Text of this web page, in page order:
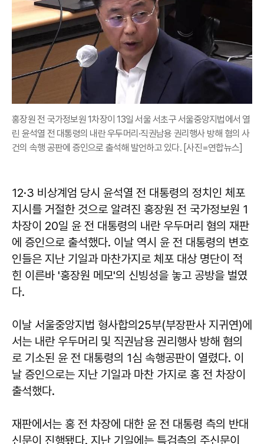
홍장원 전 국가정보원 1차장이 13일 서울 서초구 서울중앙지법에서 열
린 윤석열 전 대통령의 내란 우두머리·직권남용 권리행사 방해 혐의 사
건의 속행 공판에 증인으로 출석해 발언하고 있다. [사진=연합뉴스]
12·3 비상계엄 당시 윤석열 전 대통령의 정치인 체포
지시를 거절한 것으로 알려진 홍장원 전 국가정보원 1
차장이 20일 윤 전 대통령의 내란 우두머리 혐의 재판
에 증인으로 출석했다. 이날 역시 윤 전 대통령의 변호
인들은 지난 기일과 마찬가지로 체포 대상 명단이 적
힌 이른바 '홍장원 메모'의 신빙성을 놓고 공방을 벌였
다.
이날 서울중앙지법 형사합의25부(부장판사 지귀연)에
서는 내란 우두머리 및 직권남용 권리행사 방해 혐의
로 기소된 윤 전 대통령의 1심 속행공판이 열렸다. 이
날 증인으로는 지난 기일과 마찬 가지로 홍 전 차장이
출석했다.
재판에서는 홍 전 차장에 대한 윤 전 대통령 측의 반대
신문이 진행됐다. 지난 기일에는 특검측의 주신문이